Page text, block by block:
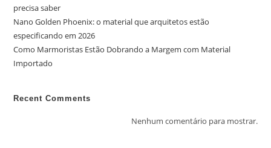
precisa saber
Nano Golden Phoenix: o material que arquitetos estão
especificando em 2026
Como Marmoristas Estão Dobrando a Margem com Material
Importado
Recent Comments
Nenhum comentário para mostrar.